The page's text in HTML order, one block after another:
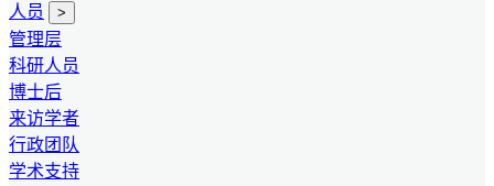
人员
>
管理层
科研人员
博士后
来访学者
行政团队
学术支持